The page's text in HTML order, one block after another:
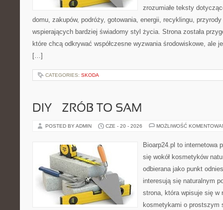
zrozumiałe teksty
domu, zakupów, podróży, gotowania, energii, recyklingu,
wspierających bardziej świadomy styl życia. Strona została
które chcą odkrywać współczesne wyzwania środowiskowe, ale
[…]
CATEGORIES: SKODA
DIY – ZRÓB TO SAM
POSTED BY ADMIN CZE - 20 - 2026 MOŻLIWOŚĆ
Bioarp24.pl to internetowa
się wokół kosmetyków
odbierana jako punkt
interesują się naturalnym
strona, która wpisuje się w
kosmetykami o prostszym